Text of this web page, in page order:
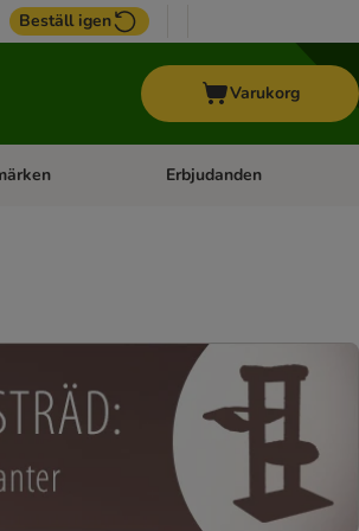
Beställ igen
Varukorg
menu: VeterinärfoderOpen category menu:
Erbjudanden